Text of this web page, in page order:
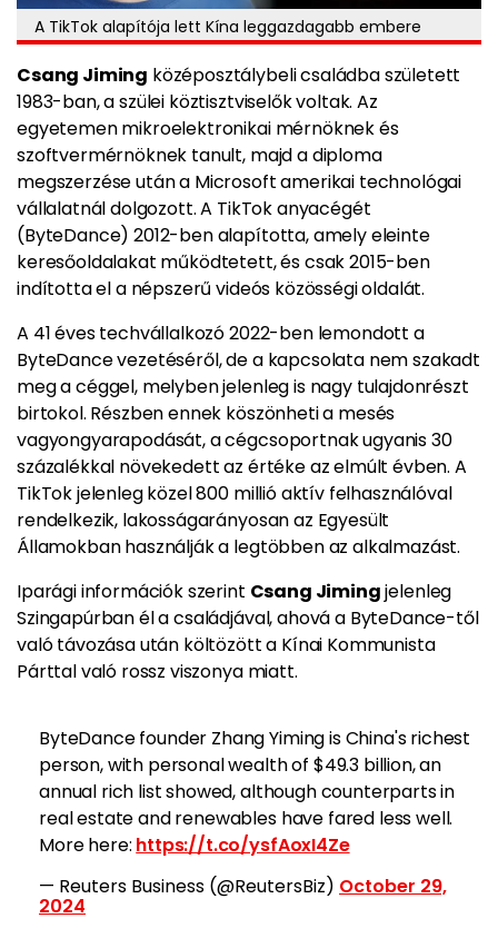
A TikTok alapítója lett Kína leggazdagabb embere
Csang Jiming középosztálybeli családba született
1983-ban, a szülei köztisztviselők voltak. Az
egyetemen mikroelektronikai mérnöknek és
szoftvermérnöknek tanult, majd a diploma
megszerzése után a Microsoft amerikai technológai
vállalatnál dolgozott. A TikTok anyacégét
(ByteDance) 2012-ben alapította, amely eleinte
keresőoldalakat működtetett, és csak 2015-ben
indította el a népszerű videós közösségi oldalát.
A 41 éves techvállalkozó 2022-ben lemondott a
ByteDance vezetéséről, de a kapcsolata nem szakadt
meg a céggel, melyben jelenleg is nagy tulajdonrészt
birtokol. Részben ennek köszönheti a mesés
vagyongyarapodását, a cégcsoportnak ugyanis 30
százalékkal növekedett az értéke az elmúlt évben. A
TikTok jelenleg közel 800 millió aktív felhasználóval
rendelkezik, lakosságarányosan az Egyesült
Államokban használják a legtöbben az alkalmazást.
Iparági információk szerint Csang Jimingjelenleg
Szingapúrban él a családjával, ahová a ByteDance-től
való távozása után költözött a Kínai Kommunista
Párttal való rossz viszonya miatt.
ByteDance founder Zhang Yiming is China's richest
person, with personal wealth of $49.3 billion, an
annual rich list showed, although counterparts in
real estate and renewables have fared less well.
More here: https://t.co/ysfAoxI4Ze
— Reuters Business (@ReutersBiz) October 29,
2024